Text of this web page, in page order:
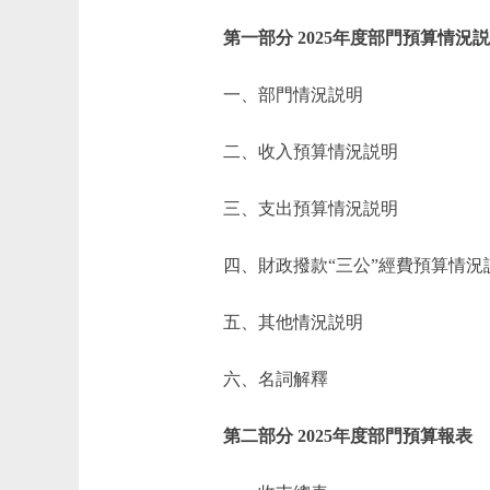
第一部分 2025年度部門預算情況
一、部門情況説明
二、收入預算情況説明
三、支出預算情況説明
四、財政撥款“三公”經費預算情況
五、其他情況説明
六、名詞解釋
第二部分 2025年度部門預算報表